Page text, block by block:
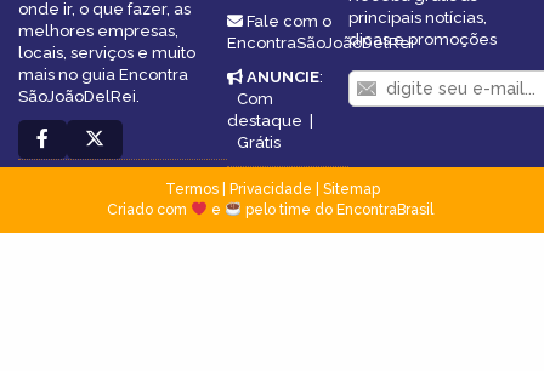
onde ir, o que fazer, as
melhores empresas,
locais, serviços e muito
mais no guia Encontra
SãoJoãoDelRei.
Fale com o
EncontraSãoJoãoDelRei
ANUNCIE:
Com
destaque |
Grátis
principais notícias,
dicas e promoções
Termos| Privacidade
Sitemap
Criado com
e pelo time do EncontraBrasil